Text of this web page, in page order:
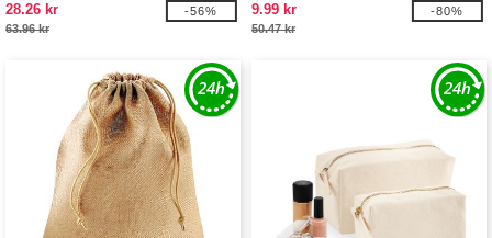
28.26 kr
63.96 kr
-56%
9.99 kr
50.47 kr
-80%